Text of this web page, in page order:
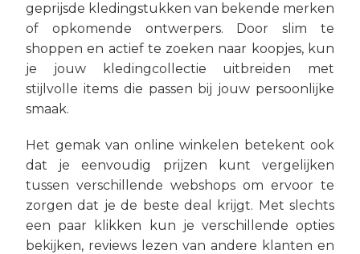
geprijsde kledingstukken van bekende merken
of opkomende ontwerpers. Door slim te
shoppen en actief te zoeken naar koopjes, kun
je jouw kledingcollectie uitbreiden met
stijlvolle items die passen bij jouw persoonlijke
smaak.
Het gemak van online winkelen betekent ook
dat je eenvoudig prijzen kunt vergelijken
tussen verschillende webshops om ervoor te
zorgen dat je de beste deal krijgt. Met slechts
een paar klikken kun je verschillende opties
bekijken, reviews lezen van andere klanten en